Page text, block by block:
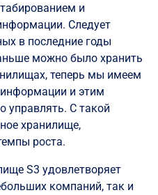
и
Следует
в последние годы
можно было хранить
теперь мы имеем
и этим
управлять. С такой
хранилище,
роста.
S3 удовлетворяет
компаний, так и